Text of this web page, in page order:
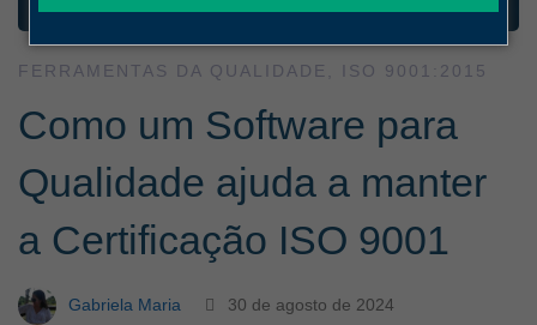
FERRAMENTAS DA QUALIDADE ISO 9001:2015
Como um Software para
Qualidade ajuda a manter
a Certificação ISO 9001
Gabriela Maria 30 de agosto de 2024